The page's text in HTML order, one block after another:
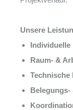
Unsere
Raum- &